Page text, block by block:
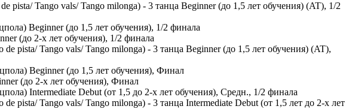
Tango vals/ Tango milonga) - 3 танца Beginner (до 1,5 лет обучения) (AT), 1/2
Beginner (до 1,5 лет обучения), 1/2 финала
(до 2-х лет обучения), 1/2 финала
Tango vals/ Tango milonga) - 3 танца Beginner (до 1,5 лет обучения) (AT),
Beginner (до 1,5 лет обучения), Финал
(до 2-х лет обучения), Финал
Intermediate Debut (от 1,5 до 2-х лет обучения), Средн., 1/2 финала
Tango vals/ Tango milonga) - 3 танца Intermediate Debut (от 1,5 лет до 2-х лет